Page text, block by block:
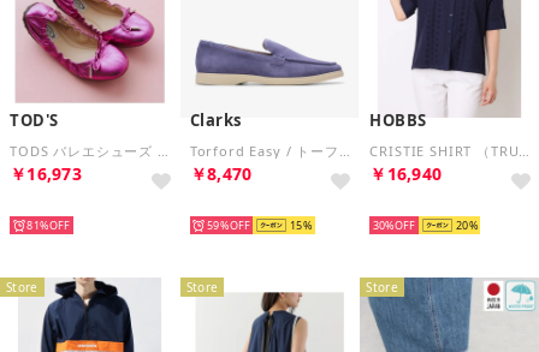
TOD'S
￥16,973
81%
Clarks
￥8,470
59% 15
HOBBS
￥16,940
30% 20
Store Store Store